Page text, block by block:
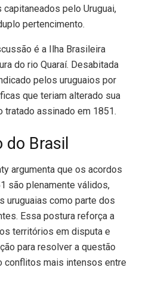
pelo Uruguai,
pertencimento.
é a Ilha Brasileira
do rio Quaraí. Desabitada
pelos uruguaios por
que teriam alterado sua
assinado em 1851.
Brasil
argumenta que os acordos
são plenamente válidos,
uruguaias como parte dos
Essa postura reforça a
territórios em disputa e
para resolver a questão
conflitos mais intensos entre